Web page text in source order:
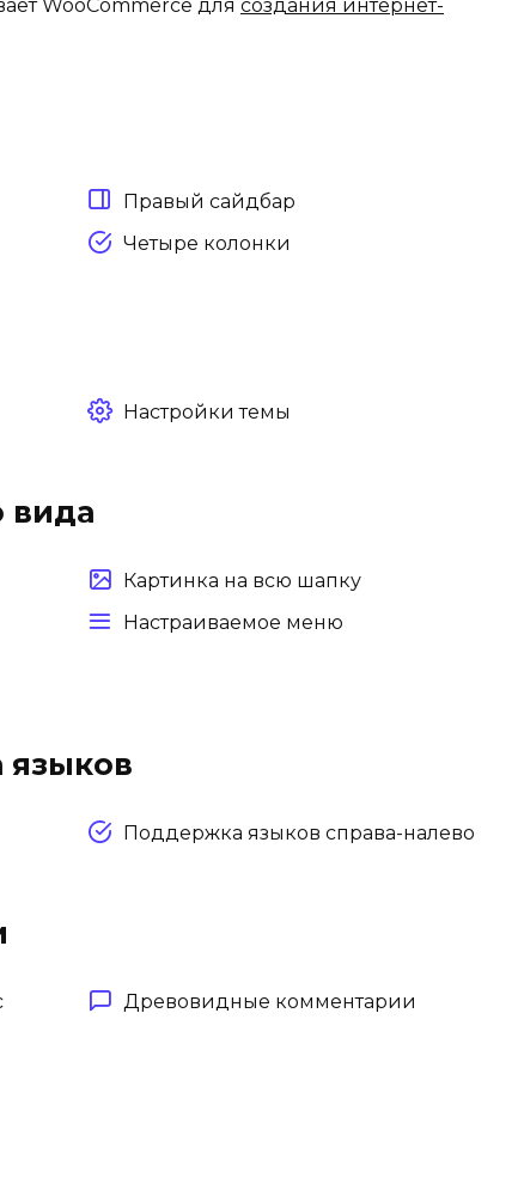
WooCommerce для создания интернет-
Правый сайдбар
Четыре колонки
Настройки темы
вида
Картинка на всю шапку
Настраиваемое меню
языков
Поддержка языков справа-налево
Древовидные комментарии